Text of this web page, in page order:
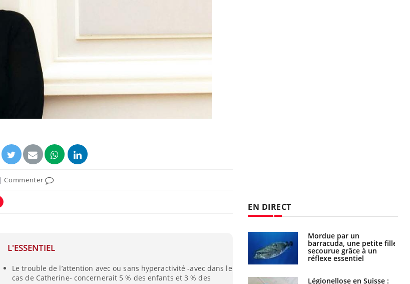
|Commenter
L'ESSENTIEL
Le trouble de l’attention avec ou sans hyperactivité -avec dans le
cas de Catherine- concernerait 5 % des enfants et 3 % des
EN DIRECT
pourquoi le risque de
noyade grimpe-t-il ?
Le Viagra pourrait-il Le smartphone nuit-il à
Mordue par un
barracuda, une petite fille
secourue grâce à un
réflexe essentiel
Légionellose en Suisse :